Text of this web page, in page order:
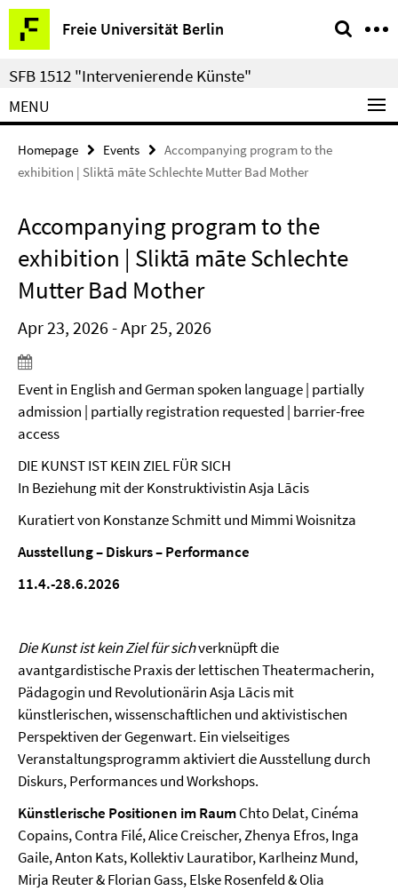
Springe
direkt
zu
Inhalt
Freie Universität Berlin
Service
Navigation
SFB 1512 "Intervenierende Künste"
MENU
Homepage Events
Accompanying program to the
exhibition | Sliktā māte Schlechte Mutter Bad Mother
Accompanying program to the
exhibition | Sliktā māte Schlechte
Mutter Bad Mother
Apr 23, 2026 - Apr 25, 2026
Event in English and German spoken language | partially
admission | partially registration requested | barrier-free
access
DIE KUNST IST KEIN ZIEL FÜR SICH
In Beziehung mit der Konstruktivistin Asja Lācis
Kuratiert von Konstanze Schmitt und Mimmi Woisnitza
Ausstellung – Diskurs – Performance
11.4.-28.6.2026
Die Kunst ist kein Ziel für sichverknüpft die
avantgardistische Praxis der lettischen Theatermacherin,
Pädagogin und Revolutionärin Asja Lācis mit
künstlerischen, wissenschaftlichen und aktivistischen
Perspektiven der Gegenwart. Ein vielseitiges
Veranstaltungsprogramm aktiviert die Ausstellung durch
Diskurs, Performances und Workshops.
Künstlerische Positionen im RaumChto Delat, Cinéma
Copains, Contra Filé, Alice Creischer, Zhenya Efros, Inga
Gaile, Anton Kats, Kollektiv Lauratibor, Karlheinz Mund,
Mirja Reuter & Florian Gass, Elske Rosenfeld & Olia